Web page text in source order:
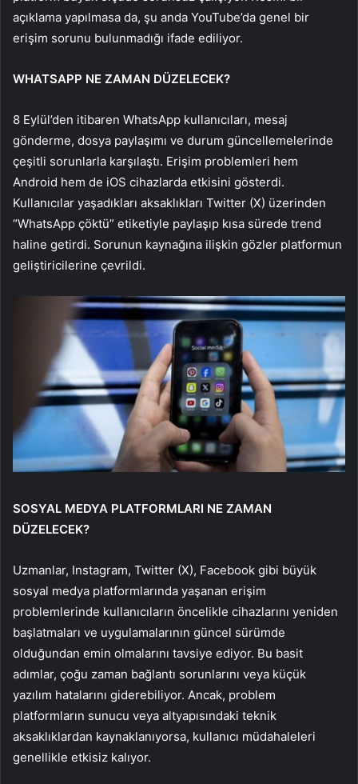
açıklama yapılmasa da, şu anda YouTube’da genel bir
erişim sorunu bulunmadığı ifade ediliyor.
WHATSAPP NE ZAMAN DÜZELECEK?
8 Eylül’den itibaren WhatsApp kullanıcıları, mesaj
gönderme, dosya paylaşımı ve durum güncellemelerinde
çeşitli sorunlarla karşılaştı. Erişim problemleri hem
Android hem de iOS cihazlarda etkisini gösterdi.
Kullanıcılar yaşadıkları aksaklıkları Twitter (X) üzerinden
“WhatsApp çöktü” etiketiyle paylaşıp kısa sürede trend
haline getirdi. Sorunun kaynağına ilişkin gözler platformun
geliştiricilerine çevrildi.
SOSYAL MEDYA PLATFORMLARI NE ZAMAN
DÜZELECEK?
Uzmanlar, Instagram, Twitter (X), Facebook gibi büyük
sosyal medya platformlarında yaşanan erişim
problemlerinde kullanıcıların öncelikle cihazlarını yeniden
başlatmaları ve uygulamalarının güncel sürümde
olduğundan emin olmalarını tavsiye ediyor. Bu basit
adımlar, çoğu zaman bağlantı sorunlarını veya küçük
yazılım hatalarını giderebiliyor. Ancak, problem
platformların sunucu veya altyapısındaki teknik
aksaklıklardan kaynaklanıyorsa, kullanıcı müdahaleleri
genellikle etkisiz kalıyor.